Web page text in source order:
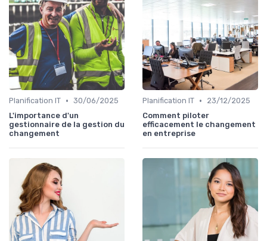
Planification IT • 30/06/2025
L'importance d'un
gestionnaire de la gestion du
changement
Planification IT •
23/12/2025
Comment piloter
efficacement le changement
en entreprise